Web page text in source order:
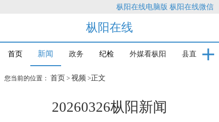
枞阳在线电脑版 枞阳在线微信
枞阳在线
首页 新闻 政务 纪检 外媒看枞阳 县直
您当前的位置： 首页 > 视频 >正文
20260326枞阳新闻